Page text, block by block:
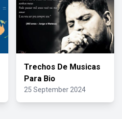
Trechos De Musicas
Para Bio
25 September 2024